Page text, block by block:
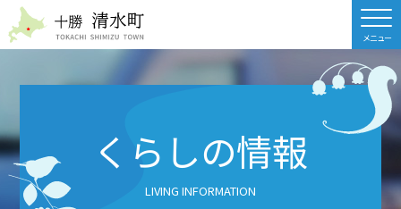
くらしの情報
LIVING INFORMATION